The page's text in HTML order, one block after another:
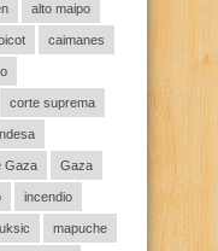
alto maipo
caimanes
corte suprema
Gaza Gaza
incendio
mapuche